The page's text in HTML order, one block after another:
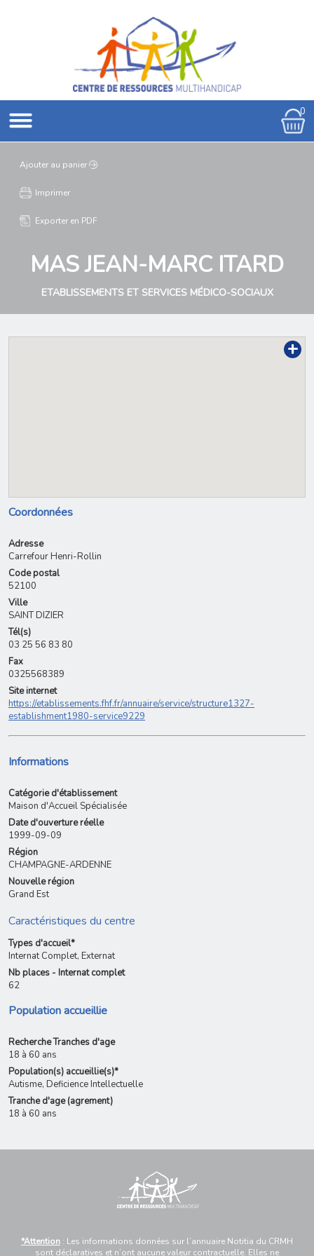
0
Ajouter au panier
Imprimer
Exporter en PDF
MAS JEAN-MARC ITARD
ETABLISSEMENTS ET SERVICES MÉDICO-SOCIAUX
+
Coordonnées
Adresse
Carrefour Henri-Rollin
Code postal
52100
Ville
SAINT DIZIER
Tél(s)
03 25 56 83 80
Fax
0325568389
Site internet
https://etablissements.fhf.fr/annuaire/service/structure1327-
establishment1980-service9229
Informations
Catégorie d'établissement
Maison d'Accueil Spécialisée
Date d'ouverture réelle
1999-09-09
Région
CHAMPAGNE-ARDENNE
Nouvelle région
Grand Est
Caractéristiques du centre
Types d'accueil*
Internat Complet, Externat
Nb places - Internat complet
62
Population accueillie
Recherche Tranches d'age
18 à 60 ans
Population(s) accueillie(s)*
Autisme, Deficience Intellectuelle
Tranche d'age (agrement)
18 à 60 ans
*Attention : Les informations données sur l’annuaire Notitia du CRMH
sont déclaratives et n’ont aucune valeur contractuelle. Elles ne